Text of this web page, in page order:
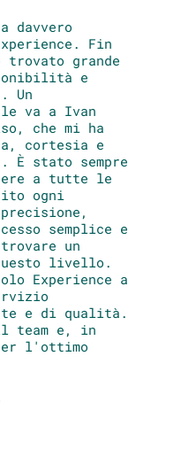
davvero
Fin
grande
e
Un
va a Ivan
che mi ha
cortesia e
stato sempre
a tutte le
ogni
semplice e
un
livello.
Experience a
e di qualità.
team e, in
l'ottimo